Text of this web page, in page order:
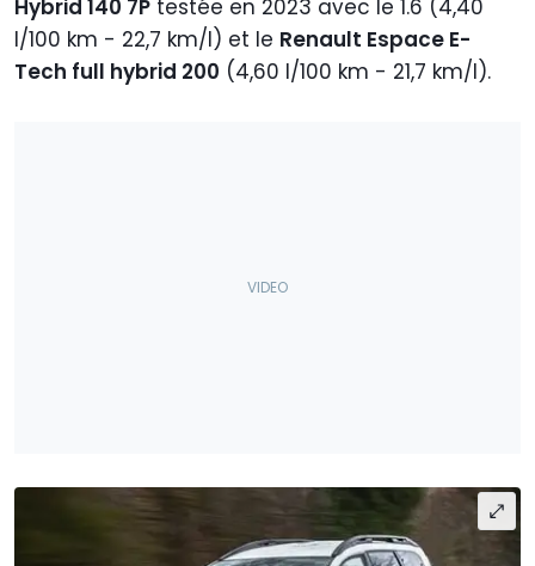
Hybrid 140 7P testée en 2023 avec le 1.6 (4,40
l/100 km - 22,7 km/l) et le Renault Espace E-
Tech full hybrid 200 (4,60 l/100 km - 21,7 km/l).